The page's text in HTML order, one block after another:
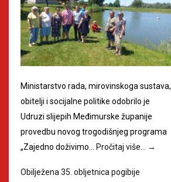
Ministarstvo rada, mirovinskoga sustava,
obitelji i socijalne politike odobrilo je
Udruzi slijepih Međimurske županije
provedbu novog trogodišnjeg programa
„Zajedno doživimo… Pročitaj više… →
Obilježena 35. obljetnica pogibije